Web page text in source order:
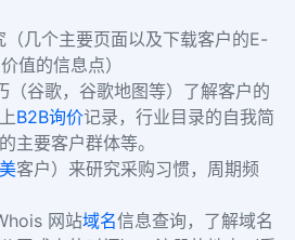
（几个主要页面以及下载客户的E-
值的信息点）
（谷歌，谷歌地图等）了解客户的
B2B询价记录，行业目录的自我简
主要客户群体等。
客户）来研究采购习惯，周期频
网站域名信息查询，了解域名